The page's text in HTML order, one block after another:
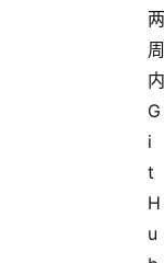
两
周
内
G
i
t
H
u